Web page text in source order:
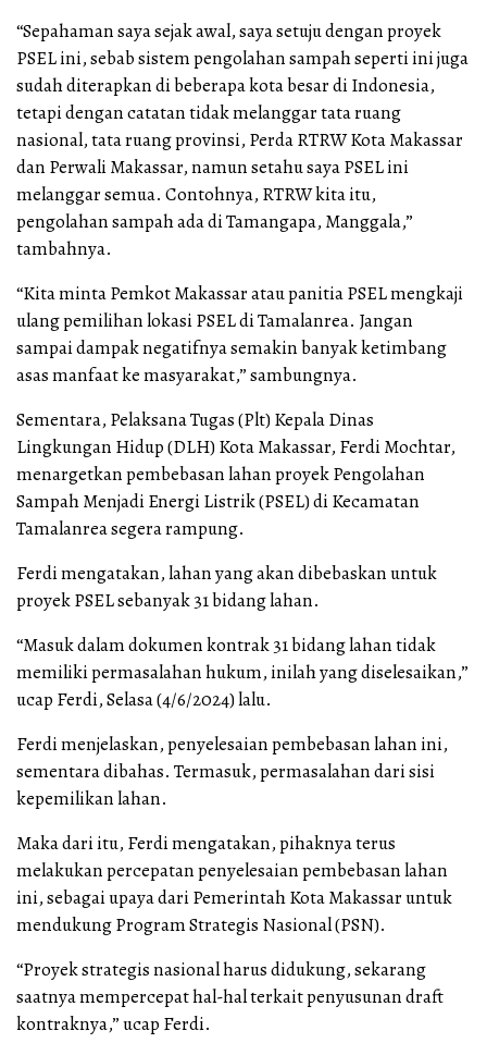
“Sepahaman saya sejak awal, saya setuju dengan proyek
PSEL ini, sebab sistem pengolahan sampah seperti ini juga
sudah diterapkan di beberapa kota besar di Indonesia,
tetapi dengan catatan tidak melanggar tata ruang
nasional, tata ruang provinsi, Perda RTRW Kota Makassar
dan Perwali Makassar, namun setahu saya PSEL ini
melanggar semua. Contohnya, RTRW kita itu,
pengolahan sampah ada di Tamangapa, Manggala,”
tambahnya.
“Kita minta Pemkot Makassar atau panitia PSEL mengkaji
ulang pemilihan lokasi PSEL di Tamalanrea. Jangan
sampai dampak negatifnya semakin banyak ketimbang
asas manfaat ke masyarakat,” sambungnya.
Sementara, Pelaksana Tugas (Plt) Kepala Dinas
Lingkungan Hidup (DLH) Kota Makassar, Ferdi Mochtar,
menargetkan pembebasan lahan proyek Pengolahan
Sampah Menjadi Energi Listrik (PSEL) di Kecamatan
Tamalanrea segera rampung.
Ferdi mengatakan, lahan yang akan dibebaskan untuk
proyek PSEL sebanyak 31 bidang lahan.
“Masuk dalam dokumen kontrak 31 bidang lahan tidak
memiliki permasalahan hukum, inilah yang diselesaikan,”
ucap Ferdi, Selasa (4/6/2024) lalu.
Ferdi menjelaskan, penyelesaian pembebasan lahan ini,
sementara dibahas. Termasuk, permasalahan dari sisi
kepemilikan lahan.
Maka dari itu, Ferdi mengatakan, pihaknya terus
melakukan percepatan penyelesaian pembebasan lahan
ini, sebagai upaya dari Pemerintah Kota Makassar untuk
mendukung Program Strategis Nasional (PSN).
“Proyek strategis nasional harus didukung, sekarang
saatnya mempercepat hal-hal terkait penyusunan draft
kontraknya,” ucap Ferdi.